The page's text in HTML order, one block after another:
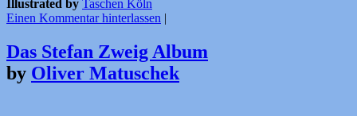
Illustrated by Taschen Köln
Einen Kommentar hinterlassen |
Das Stefan Zweig Album
by Oliver Matuschek